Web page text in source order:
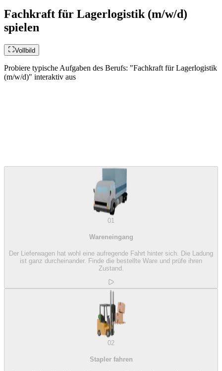
Fachkraft für Lagerlogistik (m/w/d)
spielen
Vollbild
Probiere typische Aufgaben des Berufs: "Fachkraft für Lagerlogistik
(m/w/d)" interaktiv aus
01
Wareneingang
Der Lieferwagen hat wohl eine aufregende Fahrt hinter sich. Die Ladung
ist ganz durcheinander. Finde die bestellte Ware und prüfe ihren
Zustand.
02
Stapler fahren